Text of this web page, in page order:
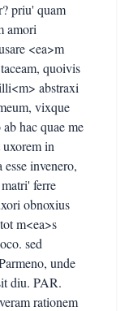
priu' quam
amori
<ea>m
quoivis
abstraxi
vixque
hac quae me
uxorem in
invenero,
ferre
obnoxius
m<ea>s
sed
unde
diu. PAR.
rationem